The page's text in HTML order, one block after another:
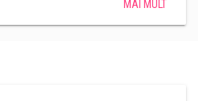
MAI MULT